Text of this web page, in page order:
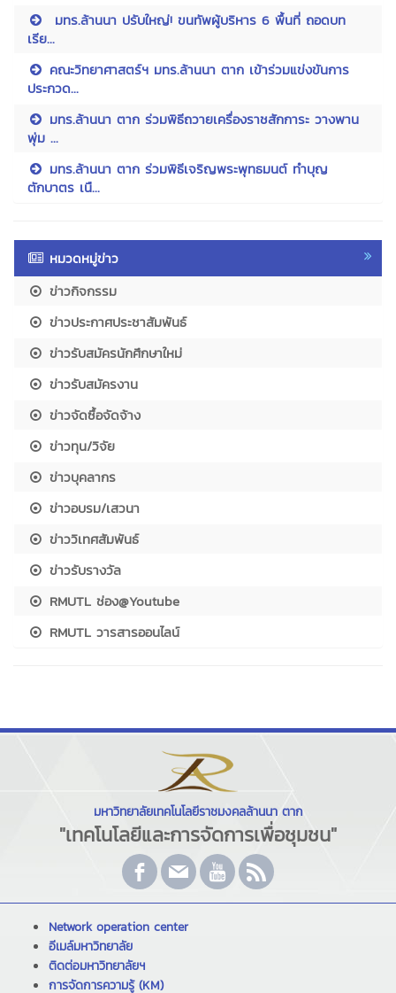
มทร.ล้านนา ปรับใหญ่! ขนทัพผู้บริหาร 6 พื้นที่ ถอดบท
เรีย...
คณะวิทยาศาสตร์ฯ มทร.ล้านนา ตาก เข้าร่วมแข่งขันการ
ประกวด...
มทร.ล้านนา ตาก ร่วมพิธีถวายเครื่องราชสักการะ วางพาน
พุ่ม ...
มทร.ล้านนา ตาก ร่วมพิธีเจริญพระพุทธมนต์ ทำบุญ
ตักบาตร เนื...
หมวดหมู่ข่าว
ข่าวกิจกรรม
ข่าวประกาศประชาสัมพันธ์
ข่าวรับสมัครนักศึกษาใหม่
ข่าวรับสมัครงาน
ข่าวจัดซื้อจัดจ้าง
ข่าวทุน/วิจัย
ข่าวบุคลากร
ข่าวอบรม/เสวนา
ข่าววิเทศสัมพันธ์
ข่าวรับรางวัล
RMUTL ช่อง@Youtube
RMUTL วารสารออนไลน์
มหาวิทยาลัยเทคโนโลยีราชมงคลล้านนา ตาก
"เทคโนโลยีและการจัดการเพื่อชุมชน"
Network operation center
อีเมล์มหาวิทยาลัย
ติดต่อมหาวิทยาลัยฯ
การจัดการความรู้ (KM)